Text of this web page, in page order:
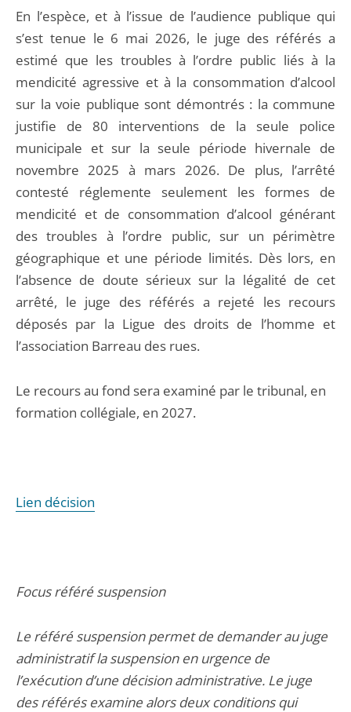
En l’espèce, et à l’issue de l’audience publique qui
s’est tenue le 6 mai 2026, le juge des référés a
estimé que les troubles à l’ordre public liés à la
mendicité agressive et à la consommation d’alcool
sur la voie publique sont démontrés : la commune
justifie de 80 interventions de la seule police
municipale et sur la seule période hivernale de
novembre 2025 à mars 2026. De plus, l’arrêté
contesté réglemente seulement les formes de
mendicité et de consommation d’alcool générant
des troubles à l’ordre public, sur un périmètre
géographique et une période limités. Dès lors, en
l’absence de doute sérieux sur la légalité de cet
arrêté, le juge des référés a rejeté les recours
déposés par la Ligue des droits de l’homme et
l’association Barreau des rues.
Le recours au fond sera examiné par le tribunal, en
formation collégiale, en 2027.
Lien décision
Focus référé suspension
Le référé suspension permet de demander au juge
administratif la suspension en urgence de
l’exécution d’une décision administrative. Le juge
des référés examine alors deux conditions qui